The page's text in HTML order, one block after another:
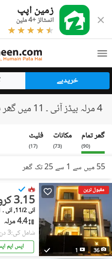
زمین اپپ
انسٹالز +4 ملین
خریدیے
4 مرلہ بیڈز آئی ۔ 11 میں گھر برائے فروخت
گھر تمام
(
90
)
مکانات
(
73
)
فلیٹ
(
17
)
55 میں سے 1 سے 25 تک گھر
مقبول ترین
36
1
3.15 کروڑ
آئی 11/2, آئی ۔ 11
4.4 مرلہ
شامل کی:3 دن پہل
ایس ایم